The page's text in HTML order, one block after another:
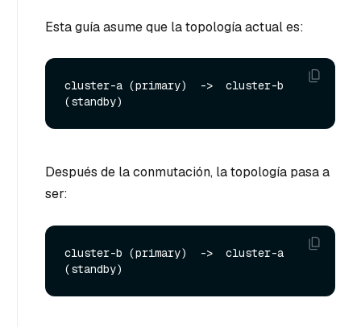
Esta guía asume que la topología actual es:
cluster-a (primary)  ->  cluster-b
Después de la conmutación, la topología pasa a
ser:
cluster-b (primary)  ->  cluster-a